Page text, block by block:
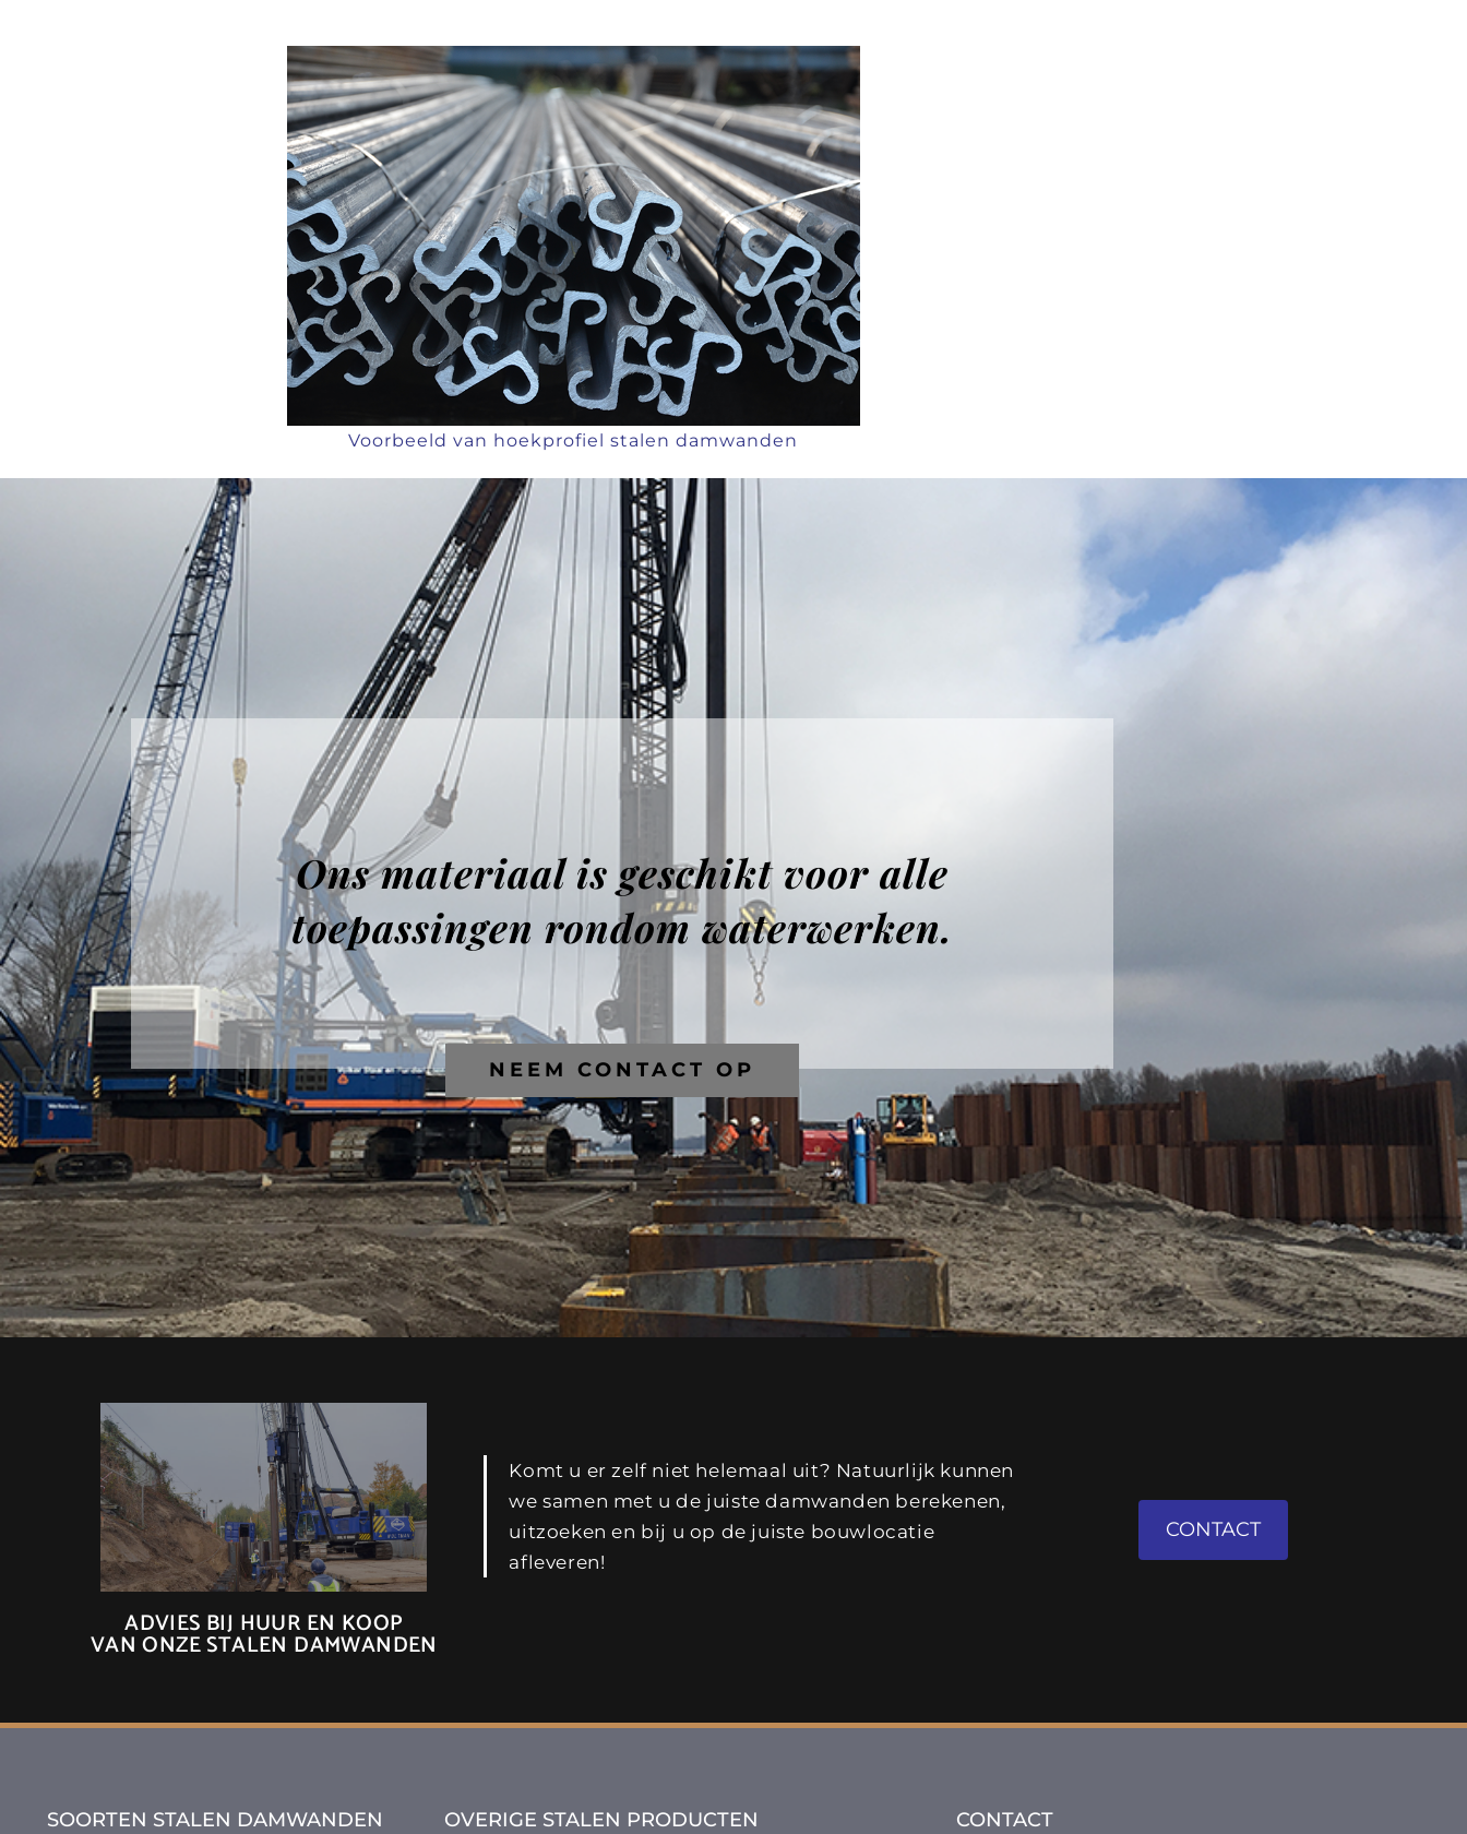
Voorbeeld van hoekprofiel stalen damwanden
Ons materiaal is geschikt voor alle
toepassingen rondom waterwerken.
NEEM CONTACT OP
ADVIES BIJ HUUR EN KOOP
VAN ONZE STALEN DAMWANDEN
Komt u er zelf niet helemaal uit? Natuurlijk kunnen
we samen met u de juiste damwanden berekenen,
uitzoeken en bij u op de juiste bouwlocatie
afleveren!
CONTACT
SOORTEN STALEN DAMWANDEN OVERIGE STALEN PRODUCTEN CONTACT